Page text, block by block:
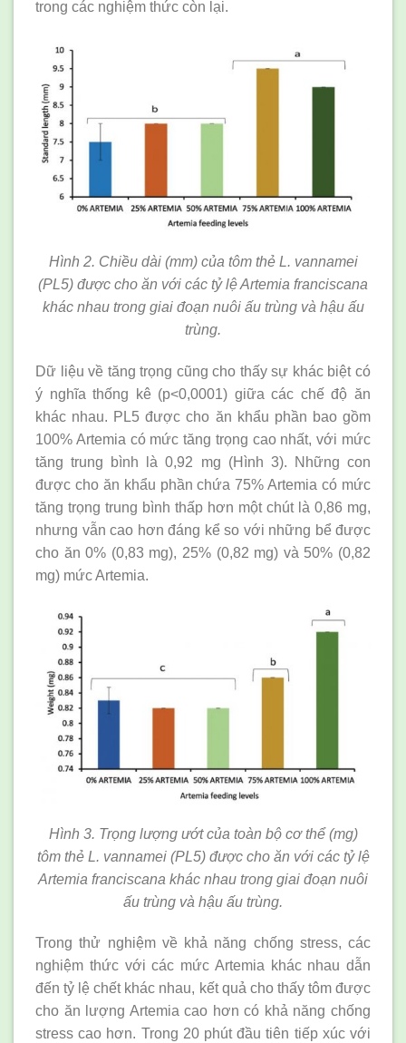
trong các nghiệm thức còn lại.
Hình 2. Chiều dài (mm) của tôm thẻ L. vannamei
(PL5) được cho ăn với các tỷ lệ Artemia franciscana
khác nhau trong giai đoạn nuôi ấu trùng và hậu ấu
trùng.
Dữ liệu về tăng trọng cũng cho thấy sự khác biệt có
ý nghĩa thống kê (p<0,0001) giữa các chế độ ăn
khác nhau. PL5 được cho ăn khẩu phần bao gồm
100% Artemia có mức tăng trọng cao nhất, với mức
tăng trung bình là 0,92 mg (Hình 3). Những con
được cho ăn khẩu phần chứa 75% Artemia có mức
tăng trọng trung bình thấp hơn một chút là 0,86 mg,
nhưng vẫn cao hơn đáng kể so với những bể được
cho ăn 0% (0,83 mg), 25% (0,82 mg) và 50% (0,82
mg) mức Artemia.
Hình 3. Trọng lượng ướt của toàn bộ cơ thể (mg)
tôm thẻ L. vannamei (PL5) được cho ăn với các tỷ lệ
Artemia franciscana khác nhau trong giai đoạn nuôi
ấu trùng và hậu ấu trùng.
Trong thử nghiệm về khả năng chống stress, các
nghiệm thức với các mức Artemia khác nhau dẫn
đến tỷ lệ chết khác nhau, kết quả cho thấy tôm được
cho ăn lượng Artemia cao hơn có khả năng chống
stress cao hơn. Trong 20 phút đầu tiên tiếp xúc với